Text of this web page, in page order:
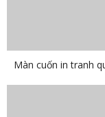
Màn cuốn in tranh